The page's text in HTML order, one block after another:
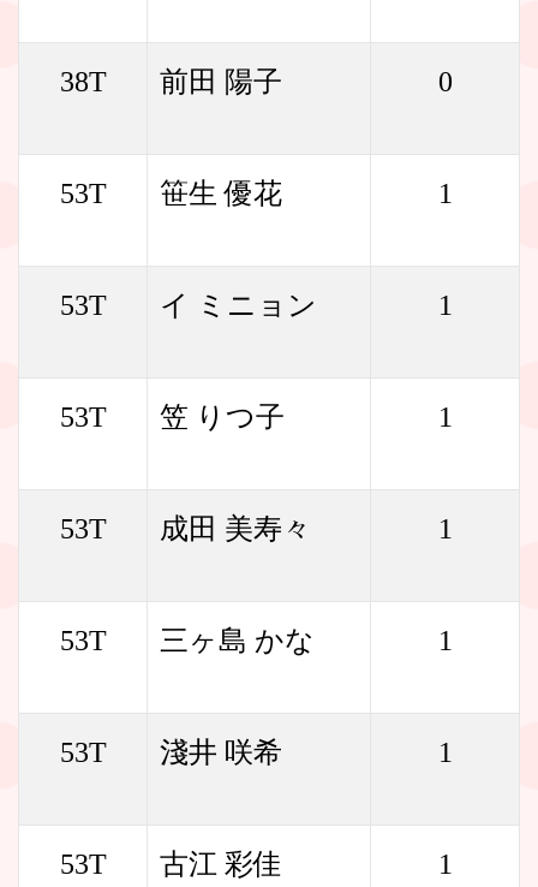
38T 前田 陽子 0
53T 笹生 優花 1
53T イ ミニョン 1
53T 笠 りつ子 1
53T 成田 美寿々 1
53T 三ヶ島 かな 1
53T 淺井 咲希 1
53T 古江 彩佳 1